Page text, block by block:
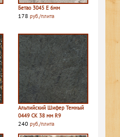
Бетао 3045 E 6мм
178 руб./плита
Альпийский Шифер Темный
0449 СК 38 мм R9
240 руб./плита